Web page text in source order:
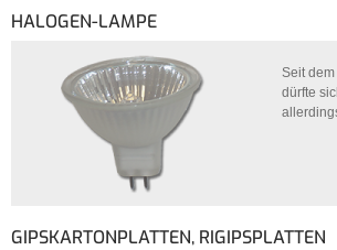
HALOGEN-LAMPE
Seit
dürfte
GIPSKARTONPLATTEN, RIGIPSPLATTEN